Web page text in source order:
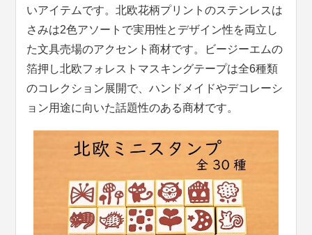
いアイテムです。北欧花柄プリントのステンレスは
さみは2色アソートで実用性とデザイン性を両立し
た文具売場のアクセント商材です。ビージーエムの
箔押し北欧フォレストマスキングテープは全6種類
のコレクション展開で、ハンドメイドやデコレーシ
ョン用途に向いた話題性のある商材です。